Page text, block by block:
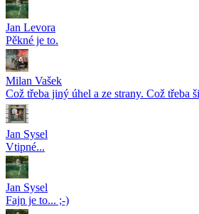
Jan Levora
Pěkné je to.
Milan Vašek
Což třeba jiný úhel a ze strany. Což třeba
Jan Sysel
Vtipné...
Jan Sysel
Fajn je to... ;-)